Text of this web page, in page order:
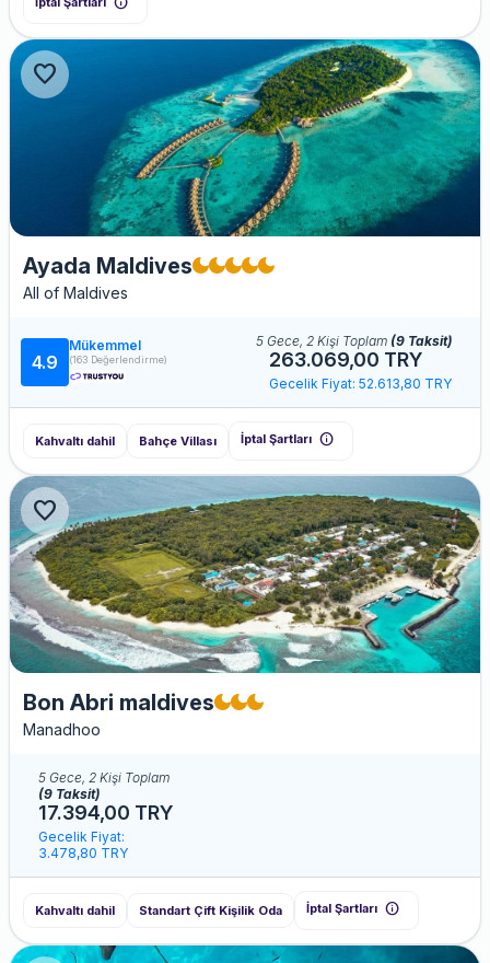
favorite
Ayada Maldives
All of Maldives
4.9
Mükemmel
(163 Değerlendirme)
5 Gece, 2 Kişi Toplam (9 Taksit)
263.069,00 TRY
Gecelik Fiyat: 52.613,80 TRY
Kahvaltı dahil Bahçe Villası İptal Şartları info
favorite
Bon Abri maldives
Manadhoo
5 Gece, 2 Kişi Toplam
(9 Taksit)
17.394,00 TRY
Gecelik Fiyat:
3.478,80 TRY
Kahvaltı dahil Standart Çift Kişilik Oda İptal Şartları info